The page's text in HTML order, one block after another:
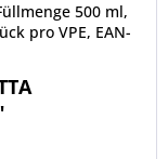
500 ml,
pro VPE, EAN-